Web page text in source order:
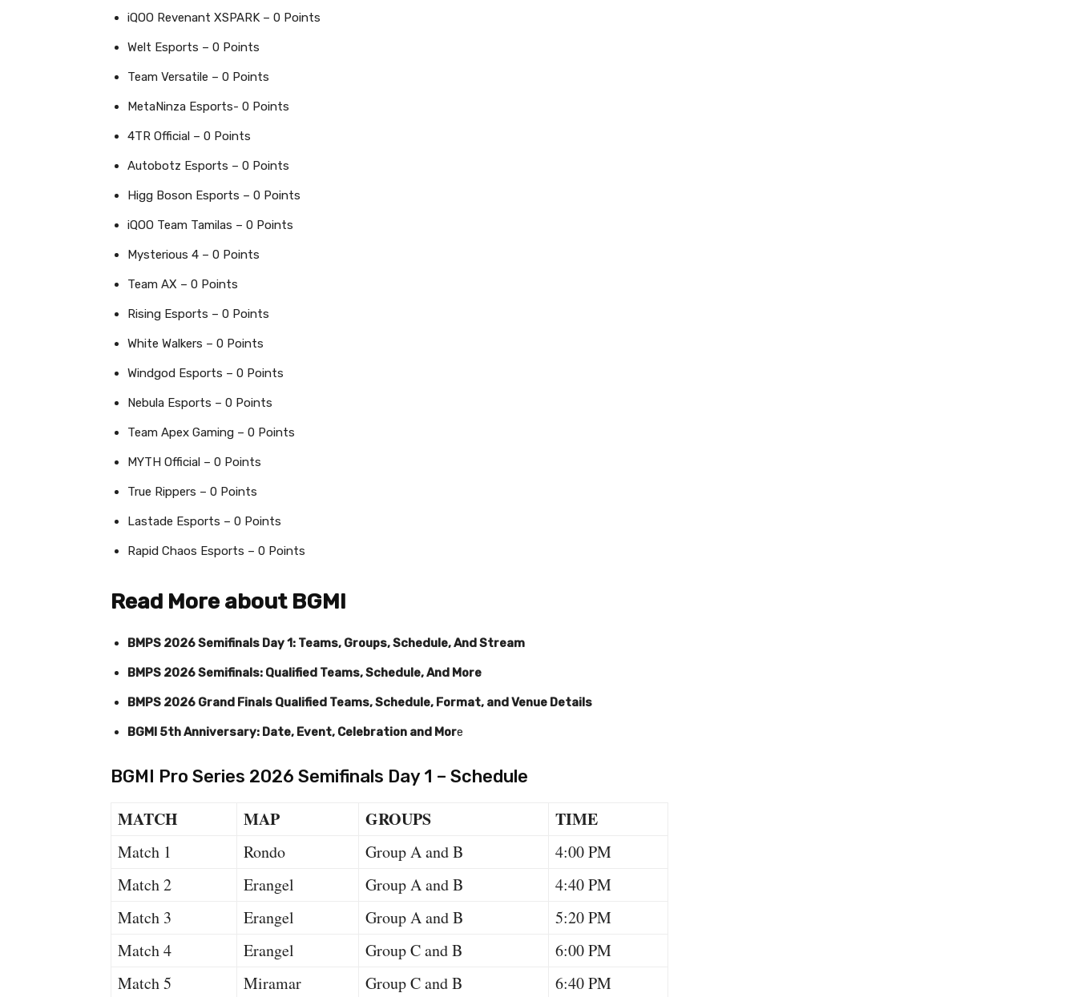
iQOO Revenant XSPARK – 0 Points
Welt Esports – 0 Points
Team Versatile – 0 Points
MetaNinza Esports- 0 Points
4TR Official – 0 Points
Autobotz Esports – 0 Points
Higg Boson Esports – 0 Points
iQOO Team Tamilas – 0 Points
Mysterious 4 – 0 Points
Team AX – 0 Points
Rising Esports – 0 Points
White Walkers – 0 Points
Windgod Esports – 0 Points
Nebula Esports – 0 Points
Team Apex Gaming – 0 Points
MYTH Official – 0 Points
True Rippers – 0 Points
Lastade Esports – 0 Points
Rapid Chaos Esports – 0 Points
Read More about BGMI
BMPS 2026 Semifinals Day 1: Teams, Groups, Schedule, And Stream
BMPS 2026 Semifinals: Qualified Teams, Schedule, And More
BMPS 2026 Grand Finals Qualified Teams, Schedule, Format, and Venue Details
BGMI 5th Anniversary: Date, Event, Celebration and More
BGMI Pro Series 2026 Semifinals Day 1 – Schedule
MATCH MAP GROUPS TIME
Match 1 Rondo Group A and B
4:00 PM
Match 2
Erangel Group A and B
4:40 PM
Match 3
Erangel Group A and B
5:20 PM
Match 4
Erangel Group C and B
6:00 PM
Match 5
Miramar Group C and B 6:40 PM